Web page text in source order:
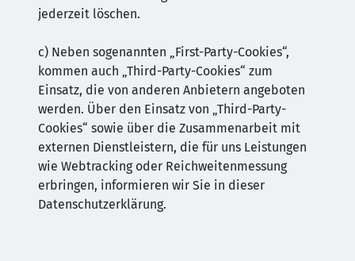
jederzeit löschen.
c) Neben sogenannten „First-Party-Cookies“,
kommen auch „Third-Party-Cookies“ zum
Einsatz, die von anderen Anbietern angeboten
werden. Über den Einsatz von „Third-Party-
Cookies“ sowie über die Zusammenarbeit mit
externen Dienstleistern, die für uns Leistungen
wie Webtracking oder Reichweitenmessung
erbringen, informieren wir Sie in dieser
Datenschutzerklärung.